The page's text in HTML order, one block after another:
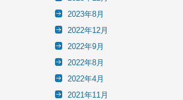
2023年8月
2022年12月
2022年9月
2022年8月
2022年4月
2021年11月